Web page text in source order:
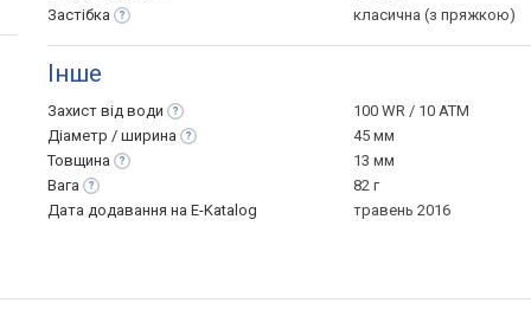
Застібка
класична (з пряжкою)
Інше
Захист від води
100 WR / 10 ATM
Діаметр / ширина
45 мм
Товщина
13 мм
Вага
82 г
Дата додавання на E-Katalog
травень 2016